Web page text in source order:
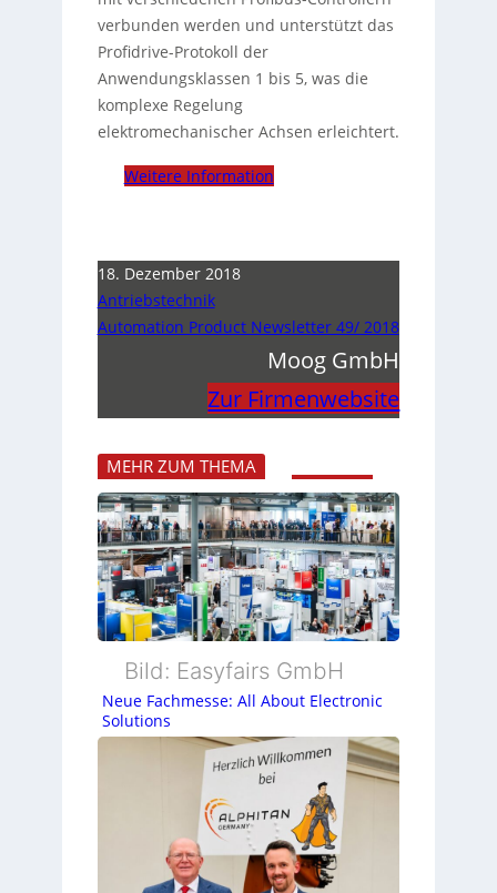
verbunden werden und unterstützt das
Profidrive-Protokoll der
Anwendungsklassen 1 bis 5, was die
komplexe Regelung
elektromechanischer Achsen erleichtert.
Weitere Information
18. Dezember 2018
Antriebstechnik
Automation Product Newsletter 49/ 2018
Moog GmbH
Zur Firmenwebsite
MEHR ZUM THEMA
Bild: Easyfairs GmbH
Neue Fachmesse: All About Electronic
Solutions